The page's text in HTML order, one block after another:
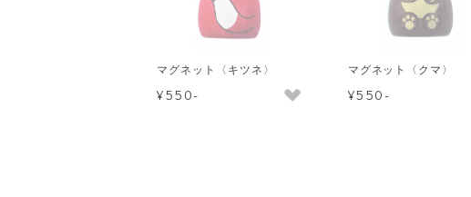
マグネット〈キツネ〉
¥550-
マグネット〈クマ〉
¥550-